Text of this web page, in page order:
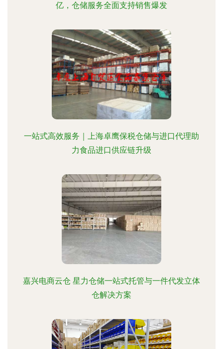
亿，仓储服务全面支持销售爆发
一站式高效服务｜上海卓鹰保税仓储与进口代理助
力食品进口供应链升级
嘉兴电商云仓 星力仓储一站式托管与一件代发立体
仓解决方案